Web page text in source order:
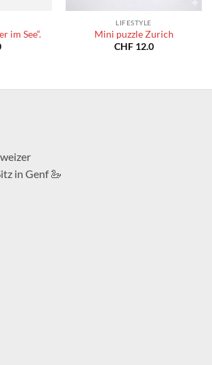
im See“.
LIFESTYLE
Mini puzzle Zurich
CHF12.0
in Genf 🦢